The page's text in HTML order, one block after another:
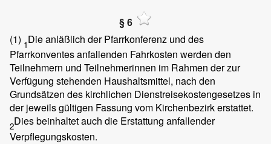
§ 6
(1) 1Die anläßlich der Pfarrkonferenz und des
Pfarrkonventes anfallenden Fahrkosten werden den
Teilnehmern und Teilnehmerinnen im Rahmen der zur
Verfügung stehenden Haushaltsmittel, nach den
Grundsätzen des kirchlichen Dienstreisekostengesetzes in
der jeweils gültigen Fassung vom Kirchenbezirk erstattet.
2Dies beinhaltet auch die Erstattung anfallender
Verpflegungskosten.